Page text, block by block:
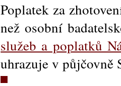
Poplatek za
než osobní
služeb a poplatků
uhrazuje v půjčovně